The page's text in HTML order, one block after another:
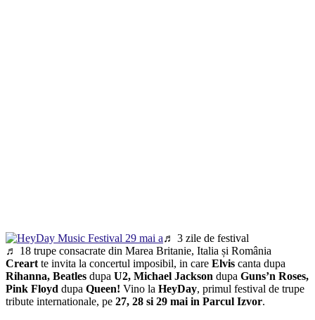
♬ 3 zile de festival
♬ 18 trupe consacrate din Marea Britanie, Italia și România
Creart te invita la concertul imposibil, in care Elvis canta dupa
Rihanna, Beatles dupa U2, Michael Jackson dupa Guns’n Roses,
Pink Floyd dupa Queen! Vino la HeyDay, primul festival de trupe
tribute internationale, pe 27, 28 si 29 mai in Parcul Izvor.